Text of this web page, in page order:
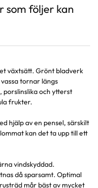
som följer kan
växtsätt. Grönt bladverk
tornar längs
och ytterst
frukter.
hjälp av en pensel, särskilt
kan det ta upp till ett
vindskyddad.
då sparsamt. Optimal
mår bäst av mycket